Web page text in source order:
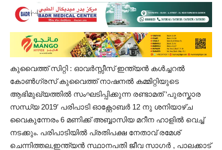
കുവൈത്ത്‌ സിറ്റി : ഓവർസ്സീസ്‌ ഇന്ത്യൻ കൾച്ചറൽ
കോൺഗ്രസ്‌ കുവൈത്ത്‌ നാഷനൽ കമ്മിറ്റിയുടെ
ആഭിമുഖ്യത്തിൽ സംഘടിപ്പിക്കുന്ന രണ്ടാമത്‌ ‘പുരസ്കാര
സന്ധ്യ 2019′ പരിപാടി ഓക്റ്റോബർ 12 നു ശനിയാഴ്ച
വൈകുന്നേരം 6 മണിക്ക്‌ അബ്ബാസിയ മറീന ഹാളിൽ വെച്ച്‌
നടക്കും. പരിപാടിയിൽ പ്രതിപക്ഷ നേതാവ്‌ രമേശ്‌
ചെന്നിത്തല,ഇന്ത്യൻ സ്ഥാനപതി ജീവ സാഗർ , പാലക്കാട്‌